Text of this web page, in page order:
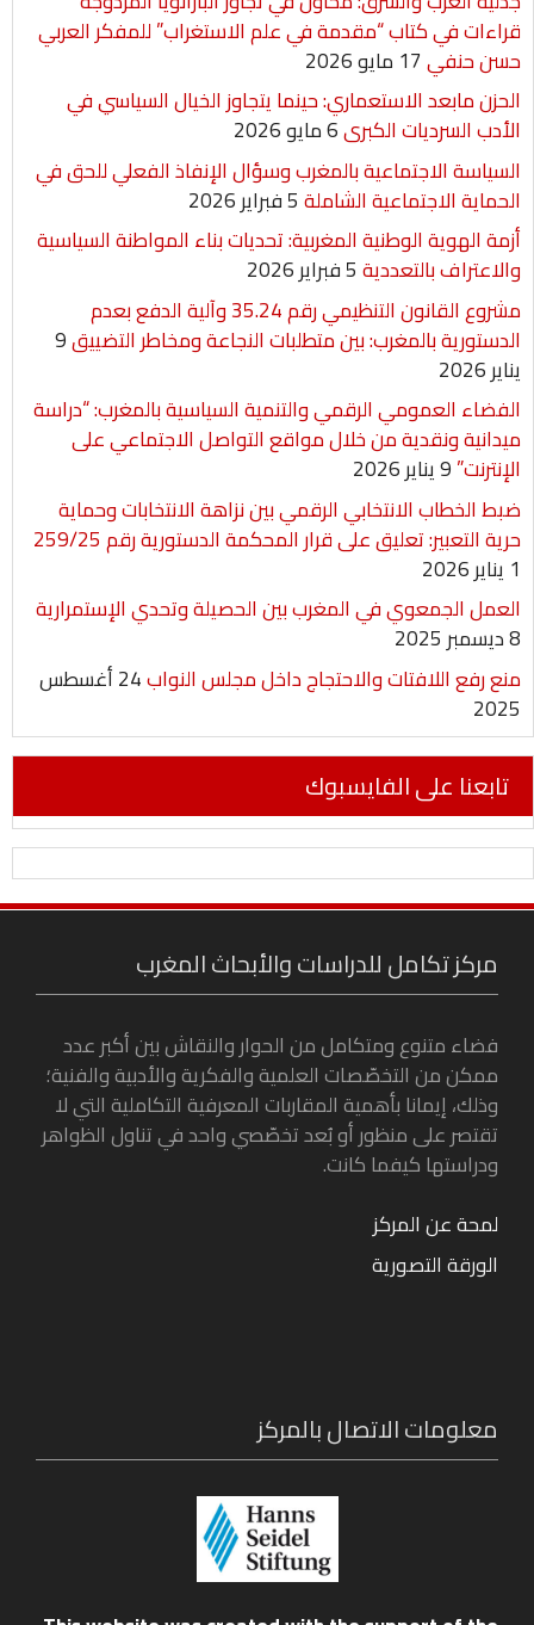
قراءات في كتاب “مقدمة في علم الاستغراب” للمفكر العربي
حسن حنفي17 مايو 2026
الحزن مابعد الاستعماري: حينما يتجاوز الخيال السياسي في
الأدب السرديات الكبرى6 مايو 2026
السياسة الاجتماعية بالمغرب وسؤال الإنفاذ الفعلي للحق في
الحماية الاجتماعية الشاملة5 فبراير 2026
أزمة الهوية الوطنية المغربية: تحديات بناء المواطنة السياسية
والاعتراف بالتعددية5 فبراير 2026
مشروع القانون التنظيمي رقم 35.24 وآلية الدفع بعدم
الدستورية بالمغرب: بين متطلبات النجاعة ومخاطر التضييق9
يناير 2026
الفضاء العمومي الرقمي والتنمية السياسية بالمغرب: “دراسة
ميدانية ونقدية من خلال مواقع التواصل الاجتماعي على
الإنترنت”9 يناير 2026
ضبط الخطاب الانتخابي الرقمي بين نزاهة الانتخابات وحماية
حرية التعبير: تعليق على قرار المحكمة الدستورية رقم 259/25
1 يناير 2026
العمل الجمعوي في المغرب بين الحصيلة وتحدي الإستمرارية
8 ديسمبر 2025
منع رفع اللافتات والاحتجاج داخل مجلس النواب
24 أغسطس
2025
تابعنا على الفايسبوك
مركز تكامل للدراسات والأبحاث المغرب
فضاء متنوع ومتكامل من الحوار والنقاش بين أكبر عدد
ممكن من التخصّصات العلمية والفكرية والأدبية والفنية؛
وذلك، إيمانا بأهمية المقاربات المعرفية التكاملية التي لا
تقتصر على منظور أو بُعد تخصّصي واحد في تناول الظواهر
ودراستها كيفما كانت.
لمحة عن المركز
الورقة التصورية
معلومات الاتصال بالمركز